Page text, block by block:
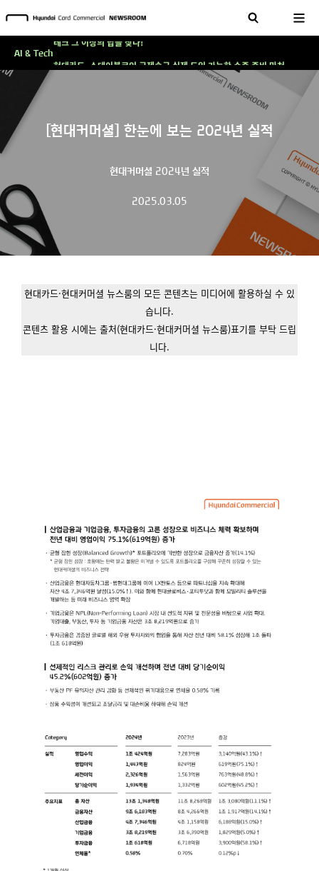
[현대커머셜] 한눈에 보는 2024년 실적
현대커머셜 2024년 실적
2025.03.05
현대카드·현대커머셜 뉴스룸의 모든 콘텐츠는 미디어에 활용하실 수 있
습니다.
콘텐츠 활용 시에는 출처(현대카드·현대커머셜 뉴스룸)표기를 부탁 드립
니다.
AI & Tech
테크 그 이상의 답을 찾다!